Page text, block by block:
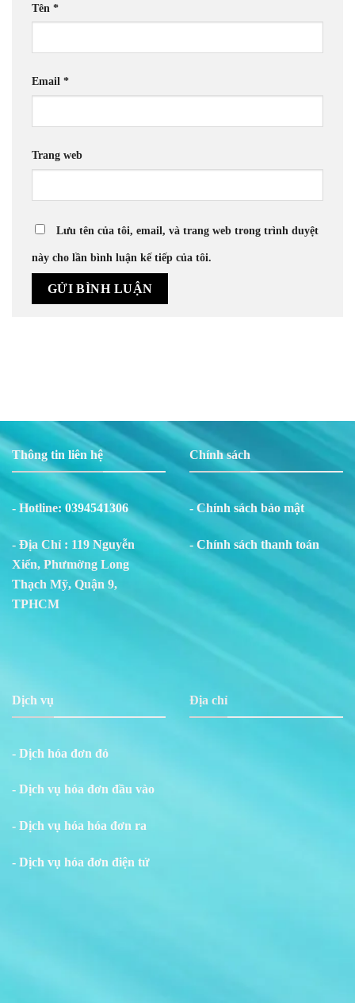
Tên *
Email *
Trang web
Lưu tên của tôi, email, và trang web trong trình duyệt
này cho lần bình luận kế tiếp của tôi.
Thông tin liên hệ
- Hotline: 0394541306
- Địa Chỉ : 119 Nguyễn
Xiển, Phưmờng Long
Thạch Mỹ, Quận 9,
TPHCM
Chính sách
- Chính sách bảo mật
- Chính sách thanh toán
Dịch vụ
- Dịch hóa đơn đỏ
- Dịch vụ hóa đơn đầu vào
- Dịch vụ hóa hóa đơn ra
- Dịch vụ hóa đơn điện tử
Địa chỉ